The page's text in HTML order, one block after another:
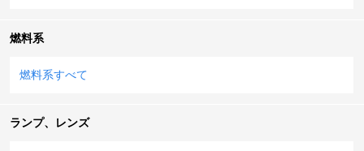
燃料系
燃料系すべて
ランプ、レンズ